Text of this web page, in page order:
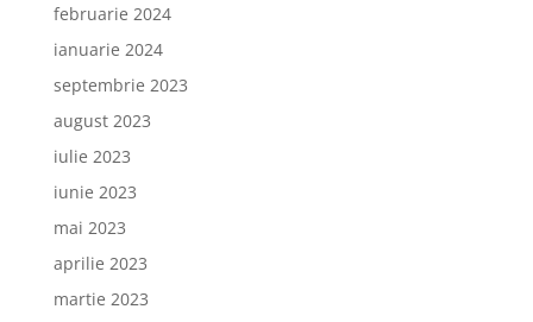
februarie 2024
ianuarie 2024
septembrie 2023
august 2023
iulie 2023
iunie 2023
mai 2023
aprilie 2023
martie 2023